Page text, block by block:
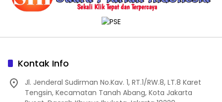
Kontak Info
Jl. Jenderal Sudirman No.Kav. 1, RT.1/RW.8, LT.8 Karet
Tengsin, Kecamatan Tanah Abang, Kota Jakarta